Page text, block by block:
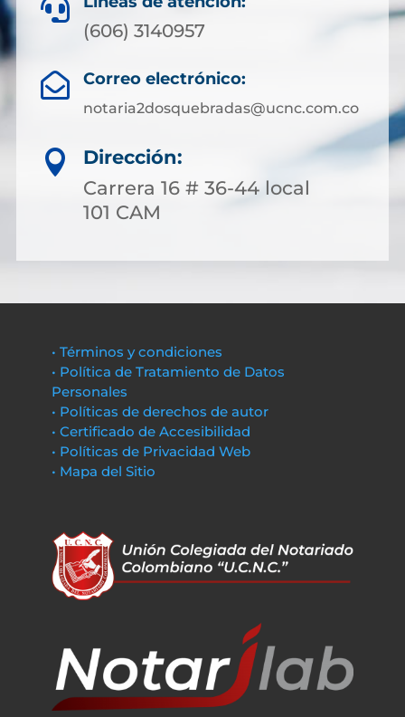

(606) 3140957
 Correo electrónico:
notaria2dosquebradas@ucnc.com.co

Dirección:
Carrera 16 # 36-44 local
101 CAM
• Términos y condiciones
• Política de Tratamiento de Datos
Personales
• Políticas de derechos de autor
• Certificado de Accesibilidad
• Políticas de Privacidad Web
• Mapa del Sitio